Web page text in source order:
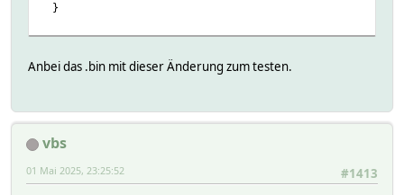
}
Anbei das .bin mit dieser Änderung zum testen.
vbs
#1413
01 Mai 2025, 23:25:52